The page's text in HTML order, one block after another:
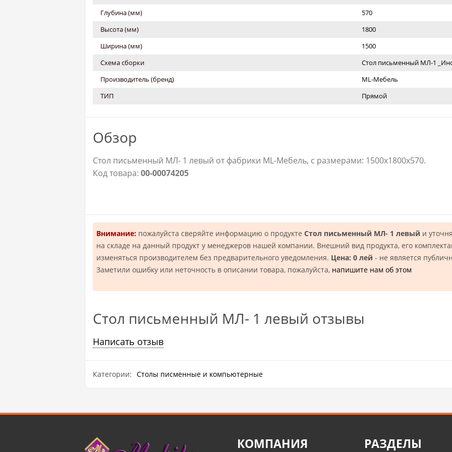
Глубина (мм)
570
Высота (мм)
1800
Ширина (мм)
1500
Схема сборки
Стол письменный МЛ-1
Производитель (бренд)
ML-Мебель
ТИП
Прямой
Обзор
Стол письменный МЛ- 1 левый от фабрики ML-Мебель, с размерами: 1500x1800x570.
Код товара: 00-00074205
Внимание: пожалуйста сверяйте информацию о продукте Стол письменный МЛ- 1 левый и
на складе на данный продукт у менеджеров нашей компании. Внешний вид продукта, его
изменяться производителем без предварительного уведомления. Цена: 0 лей - не является
Заметили ошибку или неточность в описании товара, пожалуйста, напишите нам об этом
Стол письменный МЛ- 1 левый отзывы
Написать отзыв
Категории: Столы писменные и компьютерные
КОМПАНИЯ РАЗДЕЛЫ